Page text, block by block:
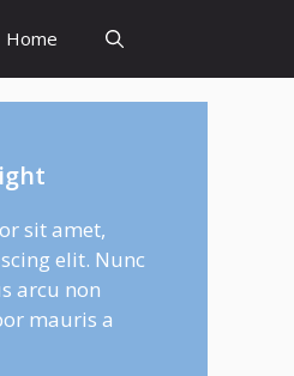
Home
sit amet,
elit. Nunc
arcu non
mauris a